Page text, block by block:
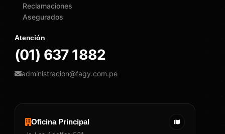
Reclamaciones
Asegurados
Atención
(01) 637 1882
administracion@fagy.com.pe
Oficina Principal